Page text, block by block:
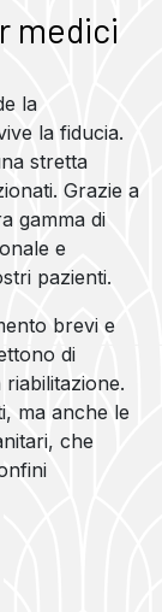
medici
la
la fiducia.
stretta
Grazie a
gamma di
e
pazienti.
brevi e
di
ma anche le
che